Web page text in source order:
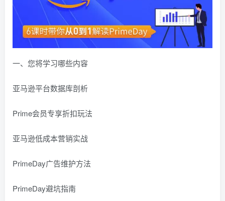
一、您将学习哪些内容
亚马逊平台数据库剖析
Prime会员专享折扣玩法
亚马逊低成本营销实战
PrimeDay广告维护方法
PrimeDay避坑指南